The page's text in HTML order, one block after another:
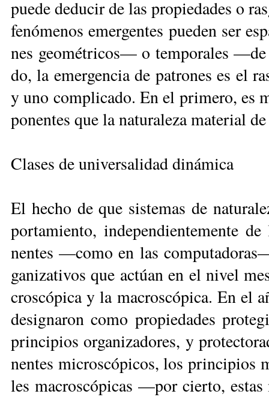
pue­de de­du­cir de las pro­pie­da­des o
fe­nó­me­nos emer­gen­tes pue­den ser
nes geo­mé­tri­cos— o tem­po­ra­les
do, la emer­gen­cia de pa­tro­nes es el
y uno com­pli­ca­do. En el pri­me­ro, es
po­nen­tes que la na­tu­ra­le­za ma­te­rial
Clases de universalidad dinámica
El he­cho de que sis­te­mas de
por­ta­mien­to, in­de­pen­dien­te­men­te
nen­tes —co­mo en las
ga­ni­za­ti­vos que ac­túan en el ni­vel
cros­có­pi­ca y la ma­cros­có­pi­ca. En el
de­sig­na­ron co­mo pro­pie­da­des
prin­ci­pios or­ga­ni­za­do­res, y
nen­tes mi­cros­có­pi­cos, los prin­ci­pios
les ma­cros­có­pi­cas —por cier­to,